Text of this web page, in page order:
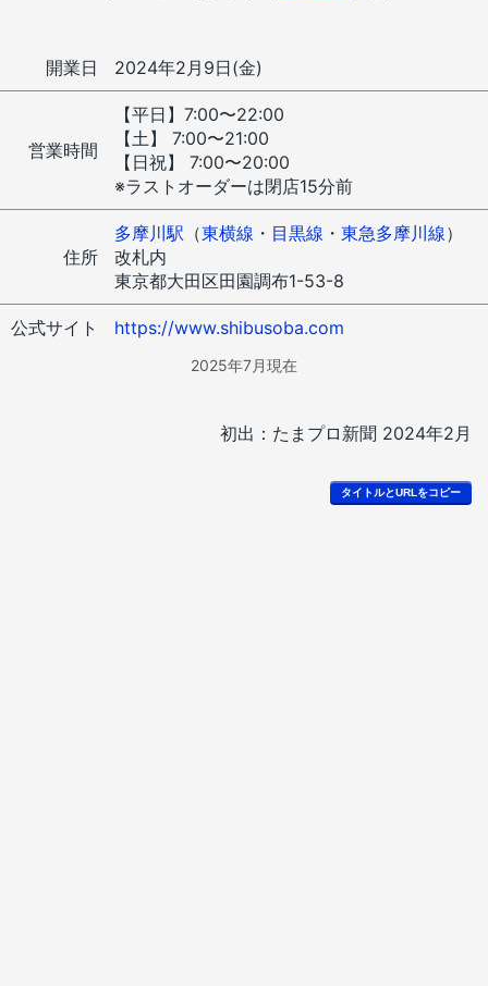
開業日 2024年2月9日(金)
営業時間
【平⽇】7:00〜22:00
【⼟】 7:00〜21:00
【⽇祝】 7:00〜20:00
※ラストオーダーは閉店15分前
住所
多摩川駅 （東横線 ・ 目黒線 ・ 東急多摩川線）
改札内
東京都大田区田園調布1-53-8
公式サイト https://www.shibusoba.com
2025年7月現在
初出：たまプロ新聞 2024年2月
タイトルとURLをコピー